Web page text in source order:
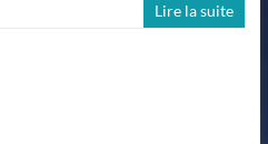
Lire la suite